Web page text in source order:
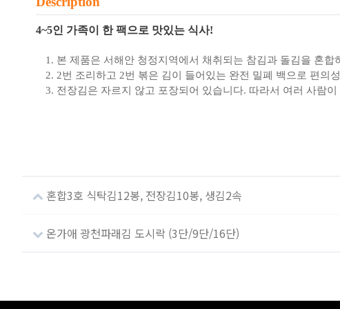
4~5인 가족이 한 팩으로 맛있는 식사!
본 제품은 서해안 청정지역에서 채취되는 참김과 돌김을 혼
2번 조리하고 2번 볶은 김이 들어있는 완전 밀폐 백으로 편의
전장김은 자르지 않고 포장되어 있습니다. 따라서 여러 사람
혼합3호 식탁김12봉, 전장김10봉, 생김2속
온가애 광천파래김 도시락 (3단/9단/16단)